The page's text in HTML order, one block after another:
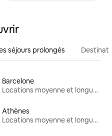
séjours prolongés
Barcelone
Locations moyenne et longue durée
Athènes
Locations moyenne et longue durée